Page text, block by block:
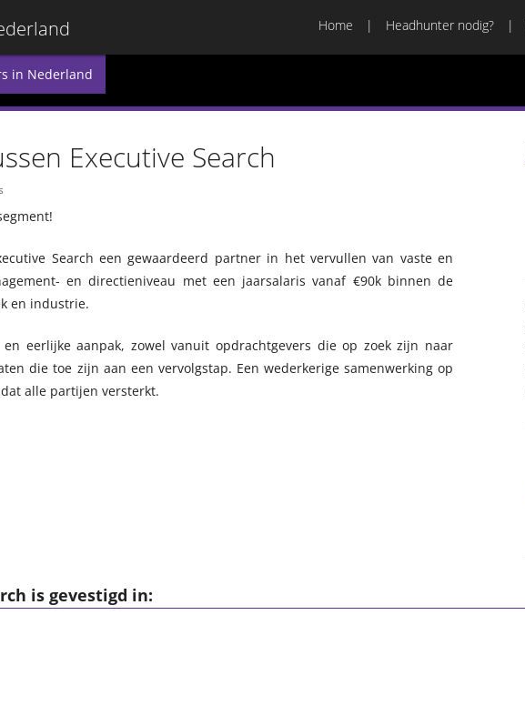
Home Headhunter nodig?
in Nederland
Executive Search
Search een gewaardeerd partner in het vervullen van vaste en
en directieniveau met een jaarsalaris vanaf €90k binnen de
en industrie.
eerlijke aanpak, zowel vanuit opdrachtgevers die op zoek zijn naar
die toe zijn aan een vervolgstap. Een wederkerige samenwerking op
alle partijen versterkt.
is gevestigd in: